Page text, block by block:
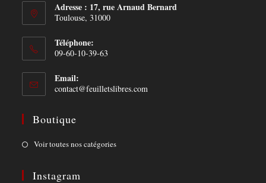
Adresse : 17, rue Arnaud Bernard
Toulouse, 31000
Téléphone:
09-60-10-39-63
Email:
contact@feuilletslibres.com
Boutique
Voir toutes nos catégoriesOpens
Instagram